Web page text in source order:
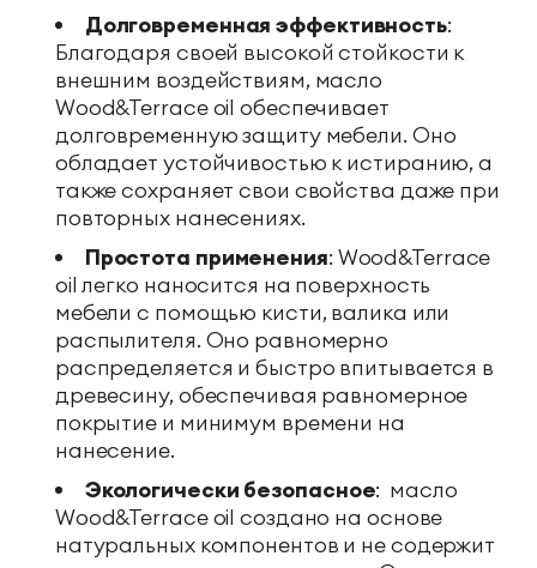
Долговременная эффективность:
Благодаря своей высокой стойкости к
внешним воздействиям, масло
Wood&Terrace oil обеспечивает
долговременную защиту мебели. Оно
обладает устойчивостью к истиранию, а
также сохраняет свои свойства даже при
повторных нанесениях.
Простота применения: Wood&Terrace
oil легко наносится на поверхность
мебели с помощью кисти, валика или
распылителя. Оно равномерно
распределяется и быстро впитывается в
древесину, обеспечивая равномерное
покрытие и минимум времени на
нанесение.
Экологически безопасное: масло
Wood&Terrace oil создано на основе
натуральных компонентов и не содержит